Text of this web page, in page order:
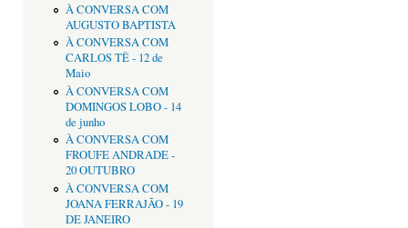
À CONVERSA COM
AUGUSTO BAPTISTA
À CONVERSA COM
CARLOS TÊ - 12 de
Maio
À CONVERSA COM
DOMINGOS LOBO - 14
de junho
À CONVERSA COM
FROUFE ANDRADE -
20 OUTUBRO
À CONVERSA COM
JOANA FERRAJÃO - 19
DE JANEIRO